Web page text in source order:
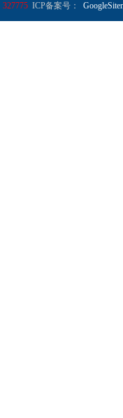
327775 ICP备案号：